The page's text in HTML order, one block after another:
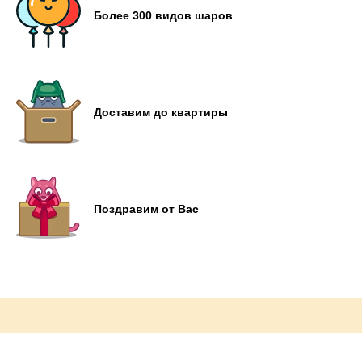
Более 300 видов шаров
Доставим до квартиры
Поздравим от Вас